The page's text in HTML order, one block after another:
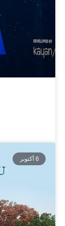
6 أكتوبر